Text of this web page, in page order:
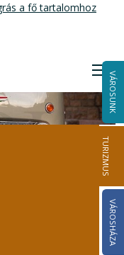
a fő tartalomhoz
VÁROSUNK
TURIZMUS
VÁROSHÁZA